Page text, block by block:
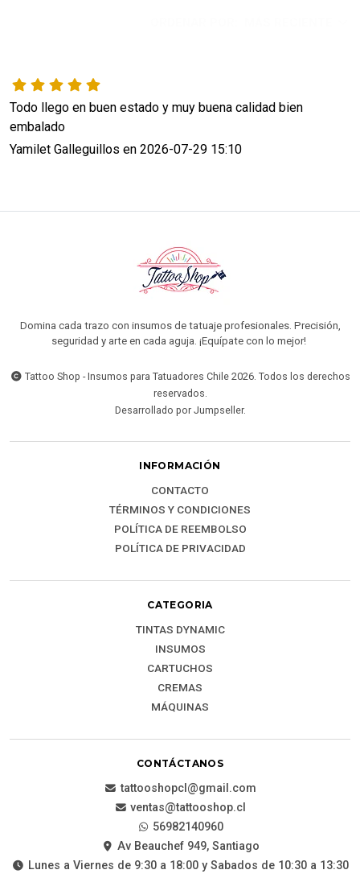
Todo llego en buen estado y muy buena calidad bien
Yamilet Galleguillos en 2026-07-29 15:10
Domina cada trazo con insumos de tatuaje profesionales. Precisión,
seguridad y arte en cada aguja. ¡Equípate con lo mejor!
Tattoo Shop - Insumos para Tatuadores Chile 2026. Todos los derechos
reservados.
Desarrollado por Jumpseller.
INFORMACIÓN
CONTACTO
TÉRMINOS Y CONDICIONES
POLÍTICA DE REEMBOLSO
POLÍTICA DE PRIVACIDAD
CATEGORIA
TINTAS DYNAMIC
INSUMOS
CARTUCHOS
CREMAS
MÁQUINAS
CONTÁCTANOS
tattooshopcl@gmail.com
ventas@tattooshop.cl
56982140960
Av Beauchef 949, Santiago
Lunes a Viernes de 9:30 a 18:00 y Sabados de 10:30 a 13:30